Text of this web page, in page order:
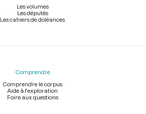
Les volumes
Les députés
Les cahiers de doléances
Comprendre
Comprendre le corpus
Aide à l'exploration
Foire aux questions